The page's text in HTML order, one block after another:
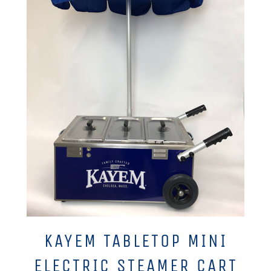
KAYEM TABLETOP MINI
ELECTRIC STEAMER CART